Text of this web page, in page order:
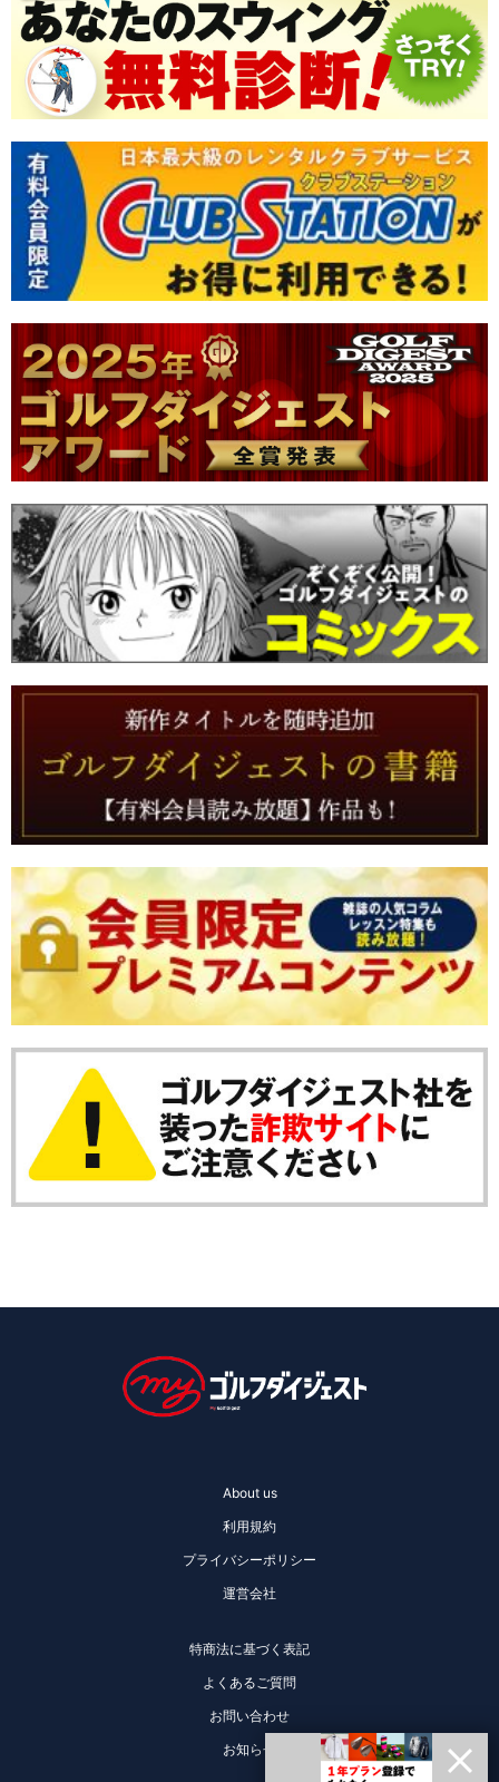
About us
利用規約
プライバシーポリシー
運営会社
特商法に基づく表記
よくあるご質問
お問い合わせ
お知らせ